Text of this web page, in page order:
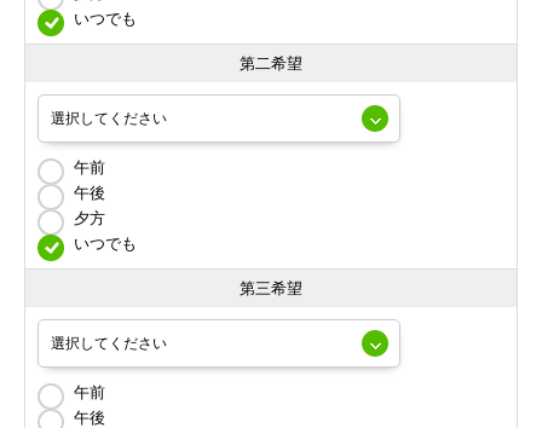
いつでも
第二希望
午前
午後
夕方
いつでも
第三希望
午前
午後